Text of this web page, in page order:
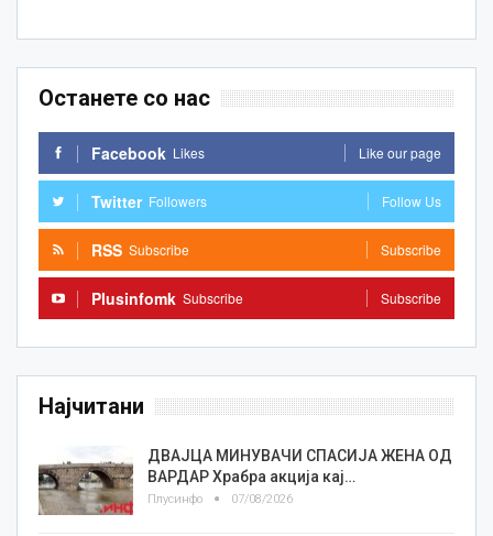
Останете со нас
Facebook Likes Like our page
Twitter Followers Follow Us
RSS Subscribe Subscribe
Plusinfomk Subscribe Subscribe
Најчитани
ДВАЈЦА МИНУВАЧИ СПАСИЈА ЖЕНА ОД
ВАРДАР Храбра акција кај…
Плусинфо 07/08/2026